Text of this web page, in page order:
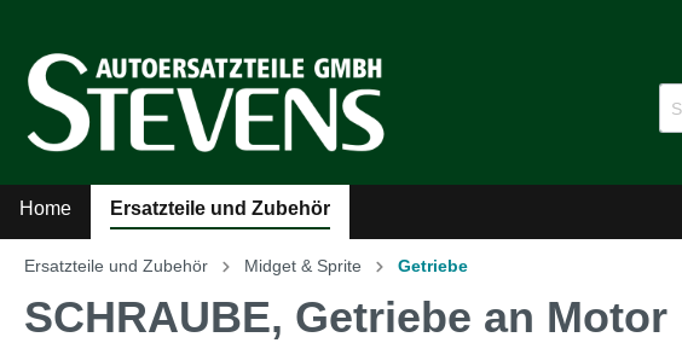
Home Ersatzteile und Zubehör
Ersatzteile und Zubehör Midget & Sprite Getriebe
SCHRAUBE, Getriebe an Motor